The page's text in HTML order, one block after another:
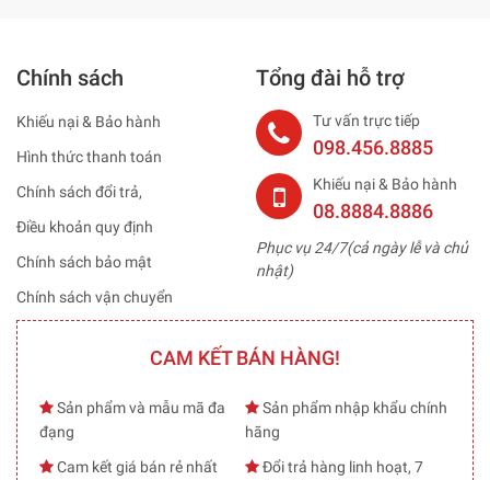
Chính sách
Khiếu nại & Bảo hành
Hình thức thanh toán
Chính sách đổi trả,
Điều khoản quy định
Chính sách bảo mật
Chính sách vận chuyển
Tổng đài hỗ trợ
Tư vấn trực tiếp
098.456.8885
Khiếu nại & Bảo hành
08.8884.8886
Phục vụ 24/7(cả ngày lễ và chủ
nhật)
CAM KẾT BÁN HÀNG!
Sản phẩm và mẫu mã đa
đạng
Sản phẩm nhập khẩu chính
hãng
Cam kết giá bán rẻ nhất
Đổi trả hàng linh hoạt, 7